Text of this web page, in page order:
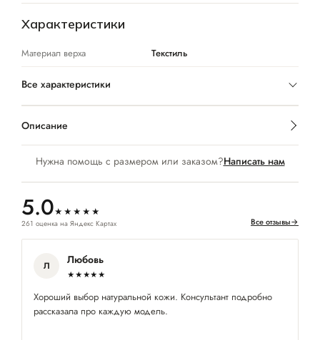
Нужна помощь с размером или заказом?Написать нам
5.0★★★★★
261 оценка на Яндекс Картах Все отзывы→
Л Любовь
★★★★★
Хороший выбор натуральной кожи. Консультант подробно
рассказала про каждую модель.
Характеристики
Материал верха Текстиль
Все характеристики
Описание